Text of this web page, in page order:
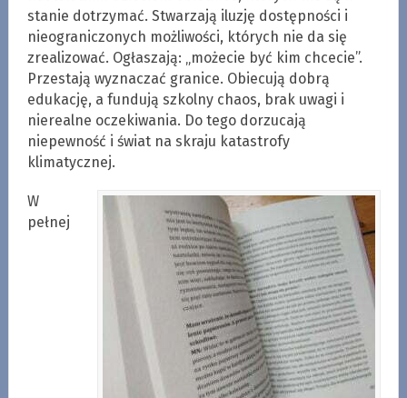
stanie dotrzymać. Stwarzają iluzję dostępności i
nieograniczonych możliwości, których nie da się
zrealizować. Ogłaszają: „możecie być kim chcecie”.
Przestają wyznaczać granice. Obiecują dobrą
edukację, a fundują szkolny chaos, brak uwagi i
nierealne oczekiwania. Do tego dorzucają
niepewność i świat na skraju katastrofy
klimatycznej.
W
pełnej